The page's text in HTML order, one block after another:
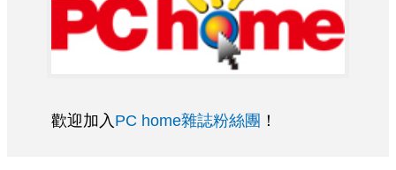
歡迎加入 PC home雜誌粉絲團 ！